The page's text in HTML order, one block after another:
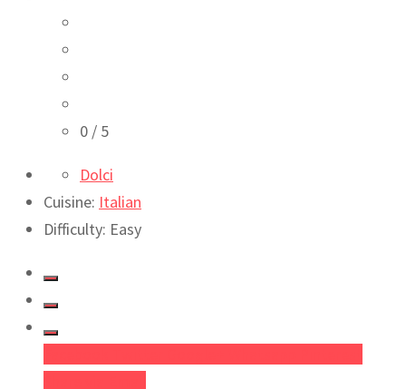
0 / 5
Dolci
Cuisine: Italian
Difficulty: Easy